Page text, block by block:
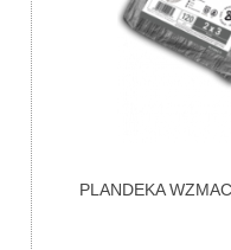
PLANDEKA